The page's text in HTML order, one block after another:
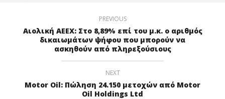
PREVIOUS
Αιολική ΑΕΕΧ: Στο 8,89% επί του μ.κ. ο αριθμός
δικαιωμάτων ψήφου που μπορούν να
ασκηθούν από πληρεξούσιους
NEXT
Motor Oil: Πώληση 24.150 μετοχών από Motor
Oil Holdings Ltd